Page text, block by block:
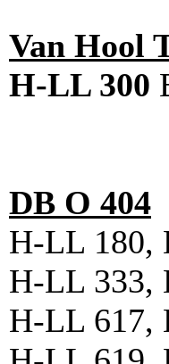
Van Hool
H-LL 300
DB O 404
H-LL 180,
H-LL 333,
H-LL 617,